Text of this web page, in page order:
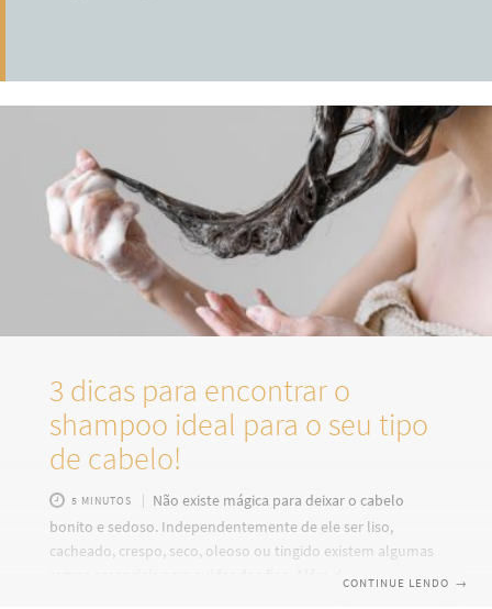
3 dicas para encontrar o
shampoo ideal para o seu tipo
de cabelo!
5 MINUTOS
Não existe mágica para deixar o cabelo
bonito e sedoso. Independentemente de ele ser liso,
cacheado, crespo, seco, oleoso ou tingido existem algumas
regras essenciais para cuidar dos fios. Além de hidratá-lo
CONTINUE LENDO →